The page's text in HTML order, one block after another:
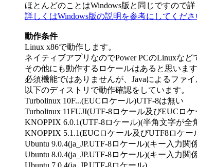
ほとんどのことはWindows版と同じですので詳
詳しくはWindows版の説明を参考にしてくださ
動作条件
Linux x86で動作します。
ネイティブアプリなのでPower PCのLinuxなど
その他にも動作するロケールはあると思いま
必須機能ではありませんが、Javaによるファ
以下のディストリで動作確認をしています。
Turbolinux 10F...(EUCロケール)UTF-8は無い
Turbolinux 11FUJI(UTF-8ロケール及びEUCロ
KNOPPIX 6.0.1(UTF-8ロケール)(半角文字が
KNOPPIX 5.1.1(EUCロケール及びUTF8ロケー
Ubuntu 9.0.4(ja_JP.UTF-8ロケール)(キー入力関
Ubuntu 8.0.4(ja_JP.UTF-8ロケール)(キー入力関
Ubuntu 7.0.4(ja_JP.UTF-8ロケール)